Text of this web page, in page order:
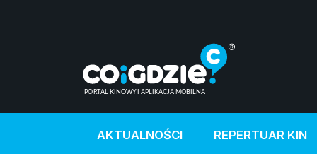
AKTUALNOŚCI REPERTUAR KIN